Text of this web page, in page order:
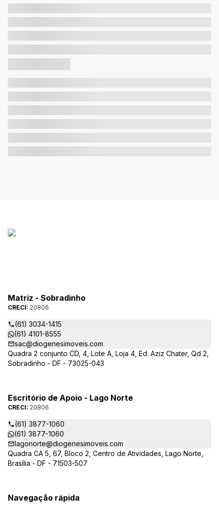
Matriz - Sobradinho
CRECI: 20806
(61) 3034-1415
(61) 4101-8555
sac@diogenesimoveis.com
Quadra 2 conjunto CD, 4, Lote A, Loja 4, Ed. Aziz Chater, Qd 2,
Sobradinho - DF - 73025-043
Escritório de Apoio - Lago Norte
CRECI: 20806
(61) 3877-1060
(61) 3877-1060
lagonorte@diogenesimoveis.com
Quadra CA 5, 67, Bloco 2, Centro de Atividades, Lago Norte,
Brasília - DF - 71503-507
Navegação rápida